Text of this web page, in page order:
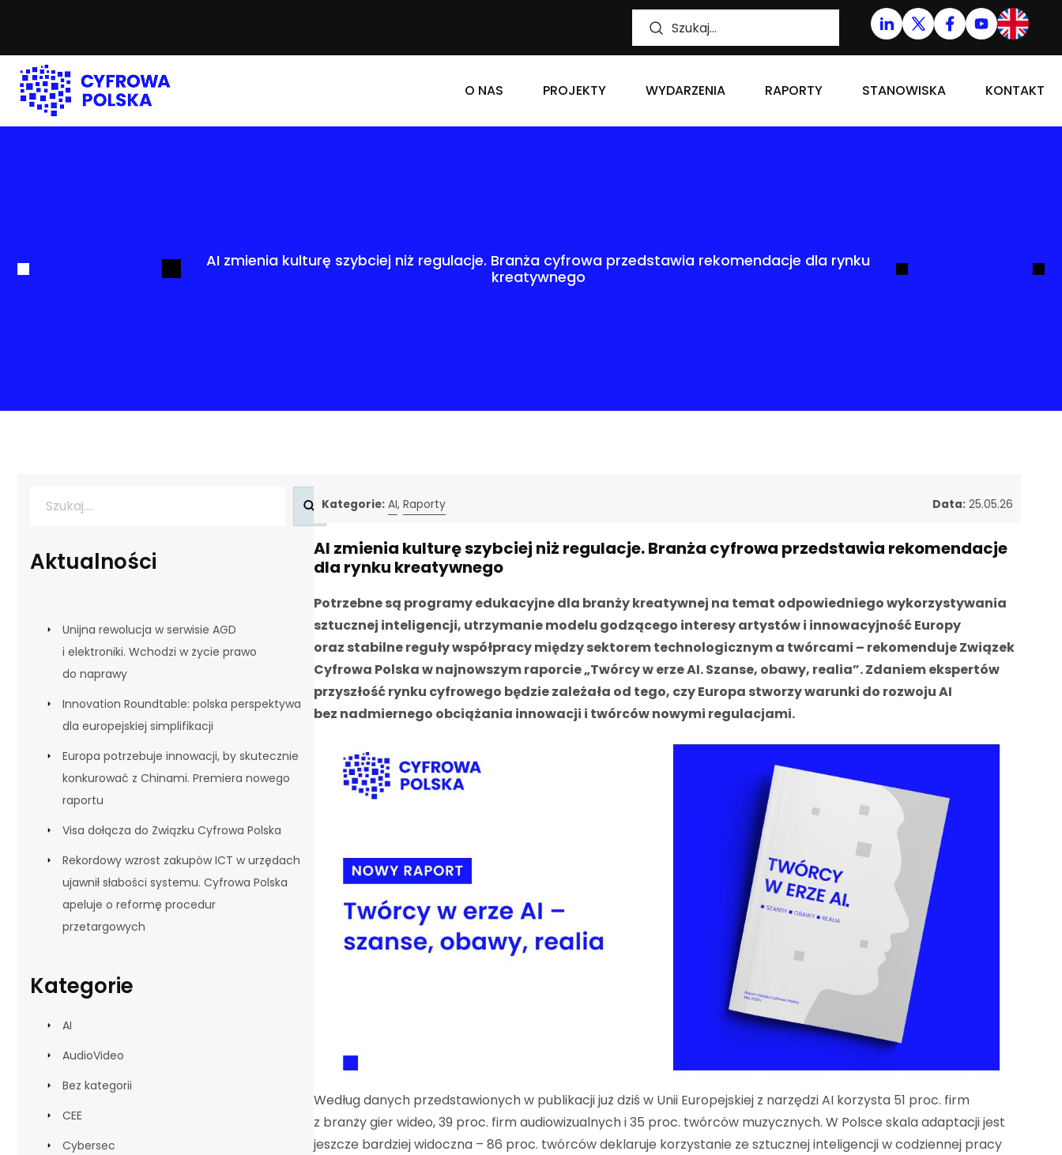
O NAS PROJEKTY WYDARZENIA RAPORTY STANOWISKA KONTAKT
AI zmienia kulturę szybciej niż regulacje. Branża cyfrowa przedstawia rekomendacje dla rynku
kreatywnego
Kategorie: AI, Raporty Data: 25.05.26
AI zmienia kulturę szybciej niż regulacje. Branża cyfrowa przedstawia rekomendacje
dla rynku kreatywnego
Potrzebne są programy edukacyjne dla branży kreatywnej na temat odpowiedniego wykorzystywania
sztucznej inteligencji, utrzymanie modelu godzącego interesy artystów i innowacyjność Europy
oraz stabilne reguły współpracy między sektorem technologicznym a twórcami – rekomenduje Związek
Cyfrowa Polska w najnowszym raporcie „Twórcy w erze AI. Szanse, obawy, realia”. Zdaniem ekspertów
przyszłość rynku cyfrowego będzie zależała od tego, czy Europa stworzy warunki do rozwoju AI
bez nadmiernego obciążania innowacji i twórców nowymi regulacjami.
Według danych przedstawionych w publikacji już dziś w Unii Europejskiej z narzędzi AI korzysta 51 proc. firm
z branży gier wideo, 39 proc. firm audiowizualnych i 35 proc. twórców muzycznych. W Polsce skala adaptacji jest
jeszcze bardziej widoczna – 86 proc. twórców deklaruje korzystanie ze sztucznej inteligencji w codziennej pracy
Szukaj
Aktualności
Unijna rewolucja w serwisie AGD
i elektroniki. Wchodzi w życie prawo
do naprawy
Innovation Roundtable: polska perspektywa
dla europejskiej simplifikacji
Europa potrzebuje innowacji, by skutecznie
konkurować z Chinami. Premiera nowego
raportu
Visa dołącza do Związku Cyfrowa Polska
Rekordowy wzrost zakupów ICT w urzędach
ujawnił słabości systemu. Cyfrowa Polska
apeluje o reformę procedur
przetargowych
Kategorie
AI
AudioVideo
Bez kategorii
CEE
Cybersec